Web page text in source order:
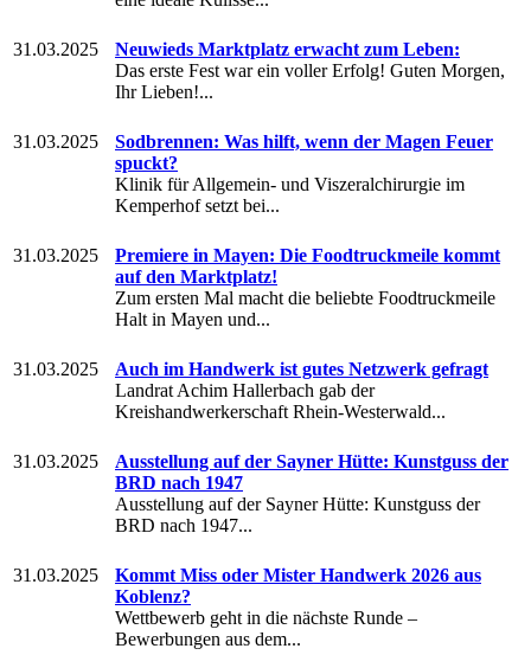
31.03.2025
Neuwieds Marktplatz erwacht zum Leben:
Das erste Fest war ein voller Erfolg! Guten Morgen,
Ihr Lieben!...
31.03.2025
Sodbrennen: Was hilft, wenn der Magen Feuer
spuckt?
Klinik für Allgemein- und Viszeralchirurgie im
Kemperhof setzt bei...
31.03.2025
Premiere in Mayen: Die Foodtruckmeile kommt
auf den Marktplatz!
Zum ersten Mal macht die beliebte Foodtruckmeile
Halt in Mayen und...
31.03.2025
Auch im Handwerk ist gutes Netzwerk gefragt
Landrat Achim Hallerbach gab der
Kreishandwerkerschaft Rhein-Westerwald...
31.03.2025
Ausstellung auf der Sayner Hütte: Kunstguss der
BRD nach 1947
Ausstellung auf der Sayner Hütte: Kunstguss der
BRD nach 1947...
31.03.2025
Kommt Miss oder Mister Handwerk 2026 aus
Koblenz?
Wettbewerb geht in die nächste Runde –
Bewerbungen aus dem...